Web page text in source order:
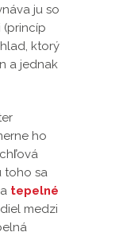
ju so
(princíp
ktorý
a jednak
ho
toho sa
a tepelné
medzi